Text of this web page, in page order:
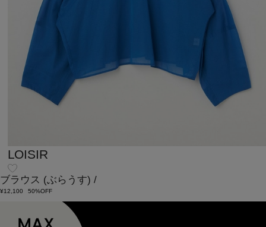
LOISIR
ブラウス (ぶらうす) /
¥12,100 50%OFF